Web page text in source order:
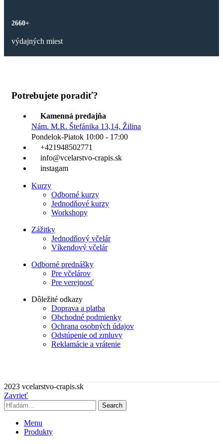
2660+
výdajných miest
Potrebujete poradiť?
Kamenná predajňa
Nám. M.R. Štefánika 13,14, Žilina
Pondelok-Piatok 10:00 - 17:00
+421948502771
info@vcelarstvo-crapis.sk
instagam
Kurzy
Odborné kurzy
Jednodňové kurzy
Workshopy
Zážitky
Jednodňový včelár
Víkendový včelár
Odborné prednášky
Pre včelárov
Pre verejnosť
Dôležité odkazy
Doprava a platba
Obchodné podmienky
Ochrana osobných údajov
Odstúpenie od zmluvy
Reklamácie a vrátenie
2023 vcelarstvo-crapis.sk
Zavrieť
Search
Menu
Produkty